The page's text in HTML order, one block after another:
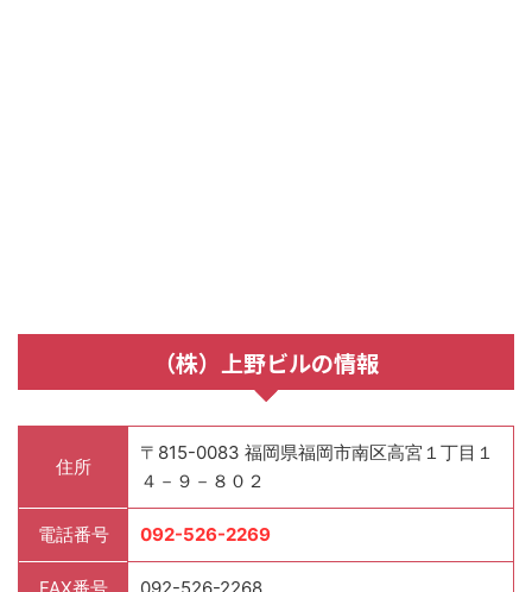
（株）上野ビルの情報
住所
〒815-0083 福岡県福岡市南区高宮１丁目１
４－９－８０２
電話番号 092-526-2269